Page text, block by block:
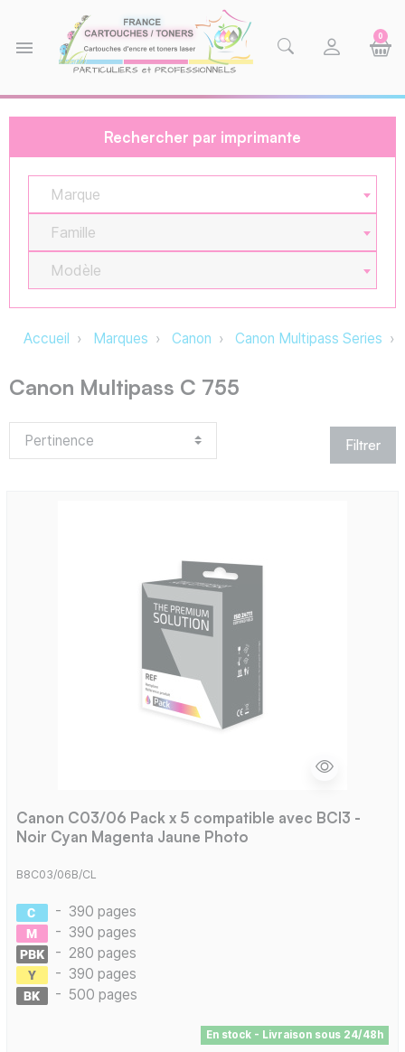
menu
0
Rechercher par imprimante
Marque
Famille
Modèle
Accueil Marques Canon Canon Multipass Series
Canon Multipass C 755
Filtrer
Canon C03/06 Pack x 5 compatible avec BCI3 -
Noir Cyan Magenta Jaune Photo
B8C03/06B/CL
- 390 pages
- 390 pages
- 280 pages
- 390 pages
- 500 pages
En stock - Livraison sous 24/48h